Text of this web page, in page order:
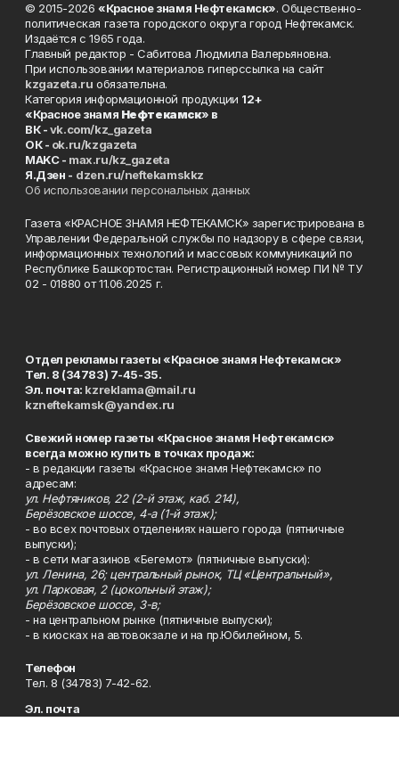
© 2015-2026 «Красное знамя Нефтекамск». Общественно-
политическая газета городского округа город Нефтекамск.
Издаётся с 1965 года.
Главный редактор - Сабитова Людмила Валерьяновна.
При использовании материалов гиперссылка на сайт
kzgazeta.ru обязательна.
Категория информационной продукции 12+
«Красное знамя Нефтекамск» в
ВК -vk.com/kz_gazeta
ОК - ok.ru/kzgazeta
MAKC - max.ru/kz_gazeta
Я.Дзен - dzen.ru/neftekamskkz
Об использовании персональных данных
Газета «КРАСНОЕ ЗНАМЯ НЕФТЕКАМСК» зарегистрирована в
Управлении Федеральной службы по надзору в сфере связи,
информационных технологий и массовых коммуникаций по
Республике Башкортостан. Регистрационный номер ПИ № ТУ
02 - 01880 от 11.06.2025 г.
Отдел рекламы газеты «Красное знамя Нефтекамск»
Тел. 8 (34783) 7-45-35.
Эл. почта: kzreklama@mail.ru
kzneftekamsk@yandex.ru
Свежий номер газеты «Красное знамя Нефтекамск»
всегда можно купить в точках продаж:
- в редакции газеты «Красное знамя Нефтекамск» по
адресам:
ул. Нефтяников, 22 (2-й этаж, каб. 214),
Берёзовское шоссе, 4-а (1-й этаж);
- во всех почтовых отделениях нашего города (пятничные
выпуски);
- в сети магазинов «Бегемот» (пятничные выпуски):
ул. Ленина, 26; центральный рынок, ТЦ «Центральный»,
ул. Парковая, 2 (цокольный этаж);
Берёзовское шоссе, 3-в;
- на центральном рынке (пятничные выпуски);
- в киосках на автовокзале и на пр.Юбилейном, 5.
Телефон
Тел. 8 (34783) 7-42-62.
Эл. почта